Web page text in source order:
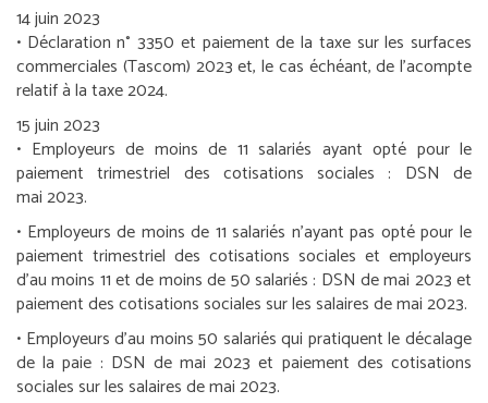
14 juin 2023
• Déclaration n° 3350 et paiement de la taxe sur les surfaces
commerciales (Tascom) 2023 et, le cas échéant, de l’acompte
relatif à la taxe 2024.
15 juin 2023
• Employeurs de moins de 11 salariés ayant opté pour le
paiement trimestriel des cotisations sociales : DSN de
mai 2023.
• Employeurs de moins de 11 salariés n’ayant pas opté pour le
paiement trimestriel des cotisations sociales et employeurs
d’au moins 11 et de moins de 50 salariés : DSN de mai 2023 et
paiement des cotisations sociales sur les salaires de mai 2023.
• Employeurs d’au moins 50 salariés qui pratiquent le décalage
de la paie : DSN de mai 2023 et paiement des cotisations
sociales sur les salaires de mai 2023.